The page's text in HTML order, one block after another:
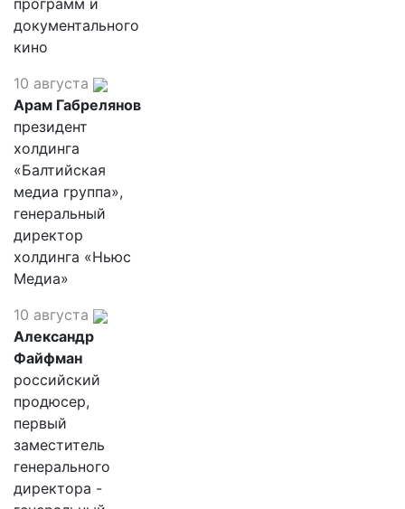
программ и
документального
кино
10 августа
Арам Габрелянов
президент
холдинга
«Балтийская
медиа группа»,
генеральный
директор
холдинга «Ньюс
Медиа»
10 августа
Александр
Файфман
российский
продюсер,
первый
заместитель
генерального
директора -